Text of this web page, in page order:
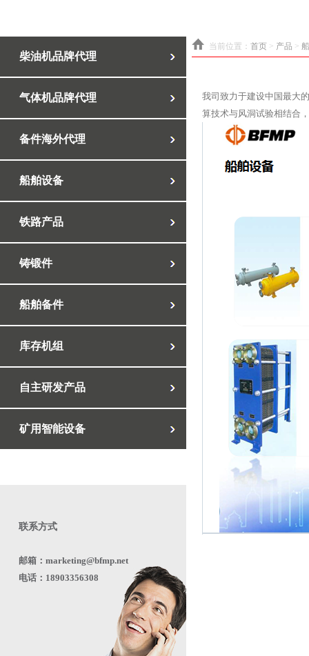
柴油机品牌代理
气体机品牌代理
备件海外代理
船舶设备
铁路产品
铸锻件
船舶备件
库存机组
自主研发产品
矿用智能设备
联系方式
邮箱：marketing@bfmp.net
电话：18903356308
当前位置： 首页 > 产品 >
我司致力于建设中国最大
算技术与风洞试验相结合